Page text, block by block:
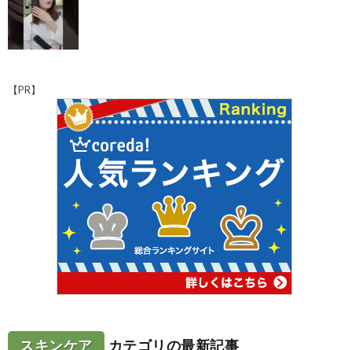
【PR】
スキンケア カテゴリの最新記事